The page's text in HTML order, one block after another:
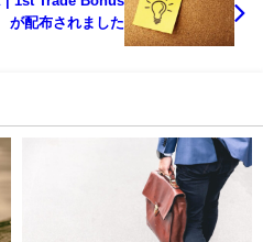
が配布されました